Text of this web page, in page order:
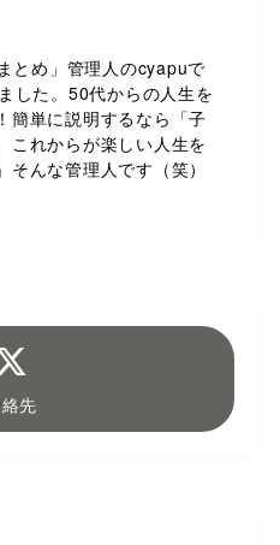
とめ」管理人のcyapuで
した。50代からの人生を
簡単に説明するなら「子
これからが楽しい人生を
んな管理人です（笑）
先